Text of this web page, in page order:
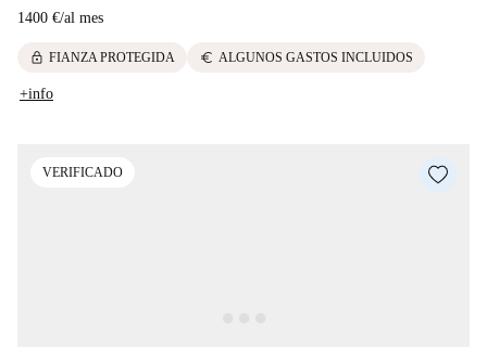
1400 €/al mes
lock FIANZA PROTEGIDA euro ALGUNOS GASTOS INCLUIDOS
+info
VERIFICADO